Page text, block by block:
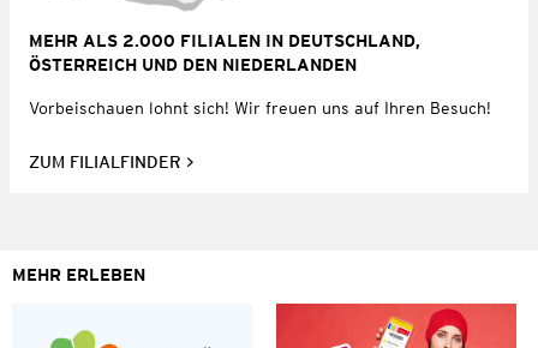
MEHR ALS 2.000 FILIALEN IN DEUTSCHLAND,
ÖSTERREICH UND DEN NIEDERLANDEN
Vorbeischauen lohnt sich! Wir freuen uns auf Ihren Besuch!
ZUM FILIALFINDER
MEHR ERLEBEN